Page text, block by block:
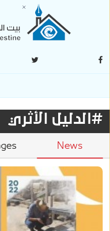
#الدليل الأثري
News